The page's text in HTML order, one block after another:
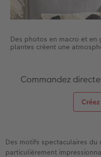
Des photos en macro et
plantes créent une
Commandez
Des motifs spectaculaires
particulièrement